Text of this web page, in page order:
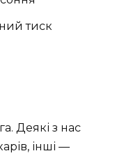
тиск
Деякі з нас
інші —